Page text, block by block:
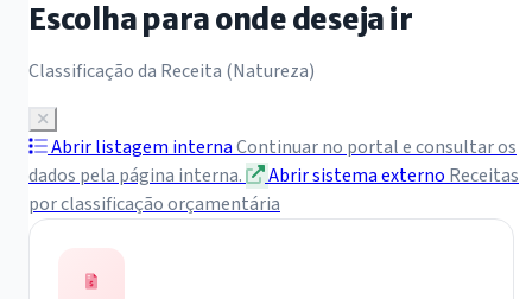
Escolha para onde deseja ir
Classificação da Receita (Natureza)
Abrir listagem internaContinuar no portal e consultar os
dados pela página interna.
Abrir sistema externo Receitas
por classificação orçamentária